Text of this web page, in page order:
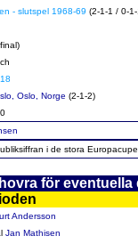
- slutspel 1968-69 (2-1-1 / 0-
Oslo, Norge (2-1-2)
i de stora
för eventuella
Andersson
Jan Mathisen